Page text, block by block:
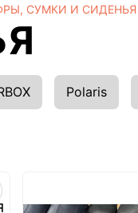
СУМКИ И СИДЕНЬЯ
Polaris